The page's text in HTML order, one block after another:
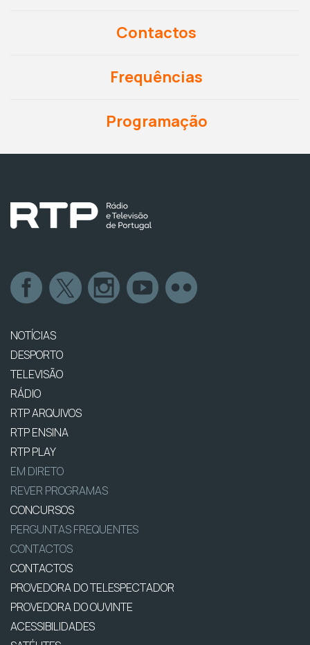
Contactos
Frequências
Programação
NOTÍCIAS
DESPORTO
TELEVISÃO
RÁDIO
RTP ARQUIVOS
RTP ENSINA
RTP PLAY
EM DIRETO
REVER PROGRAMAS
CONCURSOS
PERGUNTAS FREQUENTES
CONTACTOS
CONTACTOS
PROVEDORA DO TELESPECTADOR
PROVEDORA DO OUVINTE
ACESSIBILIDADES